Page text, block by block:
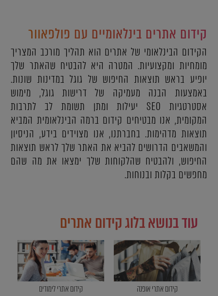
קידום אתרים בינלאומיים עם פולפאוור
הקידום הבינלאומי של אתרים הוא תהליך מורכב המצריך
מומחיות ומקצועיות. המטרה היא להבטיח שהאתר שלך
יופיע בראש תוצאות החיפוש של גוגל במדינות שונות.
באמצעות הבנה מעמיקה של דרישות גוגל, מימוש
אסטרטגיות SEO יעילות ומתן תשומת לב לתרבות
המקומית, אנו מבטיחים קידום ברמה הבינלאומית המביא
תוצאות מדהימות. בחברתנו, אנו מצוידים בידע, הניסיון
והמשאבים הדרושים להביא את האתר שלך לראש תוצאות
החיפוש, ולהבטיח שהלקוחות שלך ימצאו את מה שהם
מחפשים בקלות ובנוחות.
עוד בנושא בלוג קידום אתרים
קידום אתרי אופנה קידום אתרי לימודים